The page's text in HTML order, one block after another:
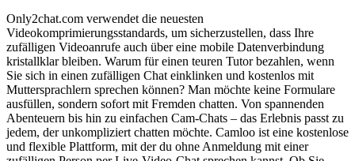
Only2chat.com verwendet die neuesten
Videokomprimierungsstandards, um sicherzustellen, dass Ihre
zufälligen Videoanrufe auch über eine mobile Datenverbindung
kristallklar bleiben. Warum für einen teuren Tutor bezahlen, wenn
Sie sich in einen zufälligen Chat einklinken und kostenlos mit
Muttersprachlern sprechen können? Man möchte keine Formulare
ausfüllen, sondern sofort mit Fremden chatten. Von spannenden
Abenteuern bis hin zu einfachen Cam-Chats – das Erlebnis passt zu
jedem, der unkompliziert chatten möchte. Camloo ist eine kostenlose
und flexible Plattform, mit der du ohne Anmeldung mit einer